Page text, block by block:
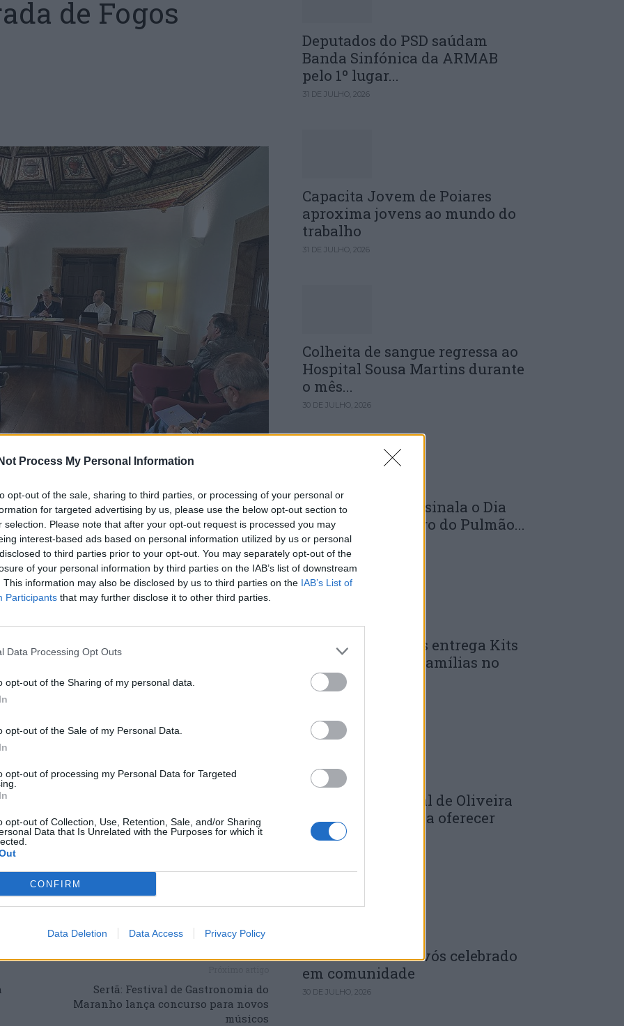
Process My Personal Information
opt-out of the sale, sharing to third parties, or processing of your personal or
for targeted advertising by us, please use the below opt-out section to
selection. Please note that after your opt-out request is processed you may
interest-based ads based on personal information utilized by us or personal
to third parties prior to your opt-out. You may separately opt-out of the
of your personal information by third parties on the IAB’s list of downstream
This information may also be disclosed by us to third parties on the IAB’s List of
Participants that may further disclose it to other third parties.
Data Processing Opt Outs
opt-out of the Sharing of my personal data.
opt-out of the Sale of my Personal Data.
opt-out of processing my Personal Data for Targeted
opt-out of Collection, Use, Retention, Sale, and/or Sharing
Data that Is Unrelated with the Purposes for which it
CONFIRM
Data Deletion Data Access Privacy Policy
de Fogos
Paços do Concelho, uma Reunião da
de Fogos Rurais de Góis, presidida pelo
Rui Sampaio, que contou com a participação
Concelho, um representante do Instituto da
um representante da Associação Florestal do
força de segurança (GNR), um representante
da Cooperativa Social e Agro-
Operacional Municipal de Góis para 2025,
objetivo a operacionalização de todo o
assumindo-se, também, como um
aos incêndios rurais.
parte da CMGIFR de Góis, para que a CIM
as diligências necessárias para garantir a
do SIVIF com danos provocados pela
Sertã: Festival de Gastronomia do
Maranho lança concurso para novos
músicos
Deputados do PSD saúdam
Banda Sinfónica da ARMAB
pelo 1º lugar...
31 DE JULHO, 2026
Capacita Jovem de Poiares
aproxima jovens ao mundo do
trabalho
31 DE JULHO, 2026
Colheita de sangue regressa ao
Hospital Sousa Martins durante
o mês...
30 DE JULHO, 2026
ULS da Guarda assinala o Dia
Mundial do Cancro do Pulmão...
30 DE JULHO, 2026
Município de Góis entrega Kits
Comunitários às famílias no
âmbito do...
Câmara Municipal de Oliveira
do Hospital volta a oferecer
cadernos de...
Penela: Dia dos Avós celebrado
em comunidade
30 DE JULHO, 2026